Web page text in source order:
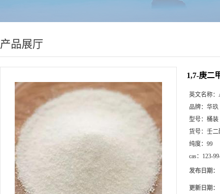
产品展厅
1,7-庚二
英文名称：
品牌： 华玖
型号： 桶装
货号： 壬二
纯度： 99
cas： 123-
发布日期：
更新日期：